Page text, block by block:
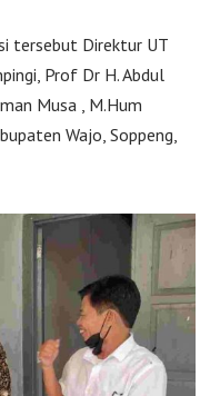
tersebut Direktur UT
Prof Dr H. Abdul
Musa , M.Hum
Wajo, Soppeng,